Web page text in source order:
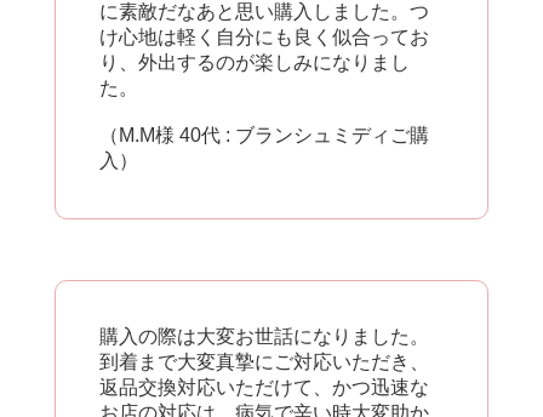
に素敵だなあと思い購入しました。つ
け心地は軽く自分にも良く似合ってお
り、外出するのが楽しみになりまし
た。
（M.M様 40代 : ブランシュミディご購
入）
購入の際は大変お世話になりました。
到着まで大変真摯にご対応いただき、
返品交換対応いただけて、かつ迅速な
お店の対応は、病気で辛い時大変助か